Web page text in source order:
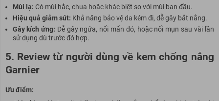
Mùi lạ: Có mùi hắc, chua hoặc khác biệt so với mùi ban đầu.
Hiệu quả giảm sút: Khả năng bảo vệ da kém đi, dễ gây bắt nắng.
Gây kích ứng: Dễ gây ngứa, nổi mẩn đỏ, hoặc nổi mụn sau vài lần
sử dụng dù trước đó hợp.
5. Review từ người dùng về kem chống nắng
Garnier
Ưu điểm: